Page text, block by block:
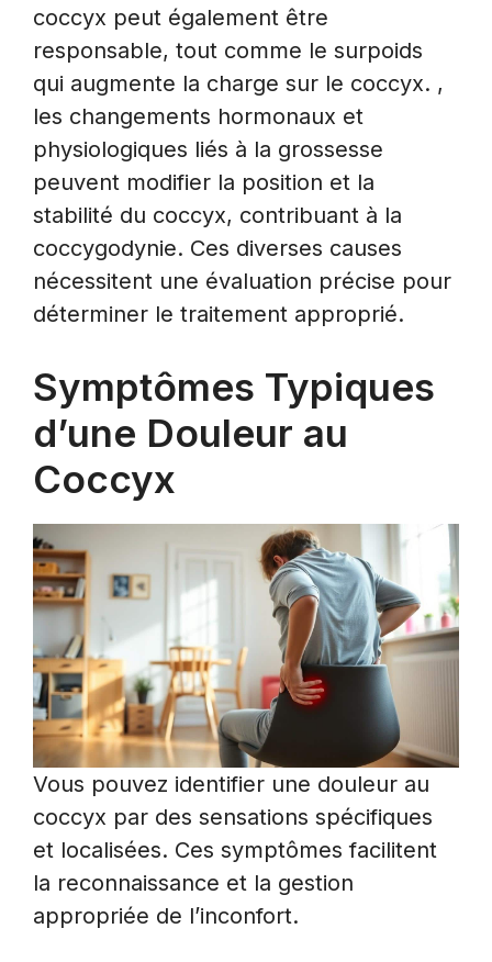
coccyx peut également être
responsable, tout comme le surpoids
qui augmente la charge sur le coccyx. ,
les changements hormonaux et
physiologiques liés à la grossesse
peuvent modifier la position et la
stabilité du coccyx, contribuant à la
coccygodynie. Ces diverses causes
nécessitent une évaluation précise pour
déterminer le traitement approprié.
Symptômes Typiques
d’une Douleur au
Coccyx
Vous pouvez identifier une douleur au
coccyx par des sensations spécifiques
et localisées. Ces symptômes facilitent
la reconnaissance et la gestion
appropriée de l’inconfort.